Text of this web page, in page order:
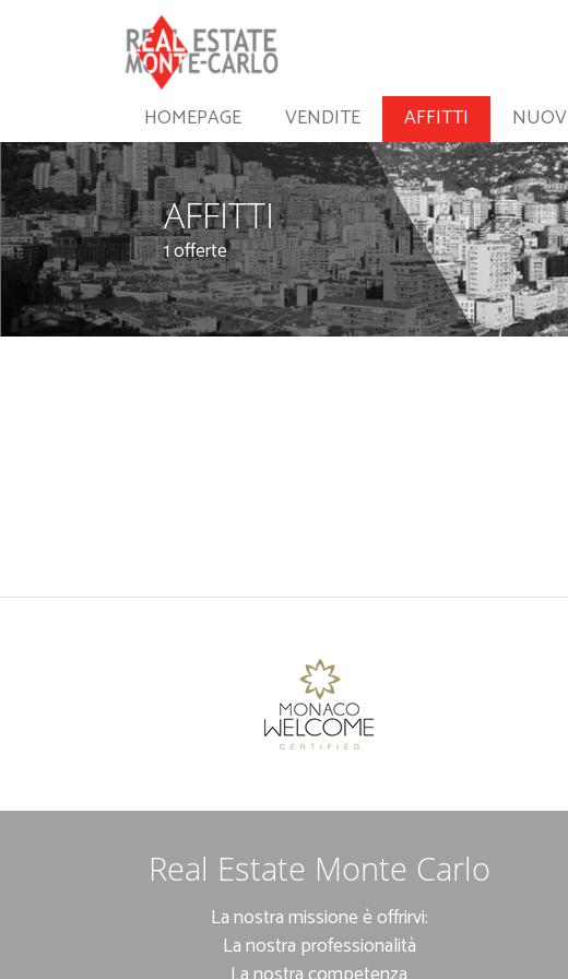
HOMEPAGE VENDITE AFFITTI
AFFITTI
1 offerte
Real Estate Monte Carlo
La nostra missione è offrirvi:
La nostra professionalità